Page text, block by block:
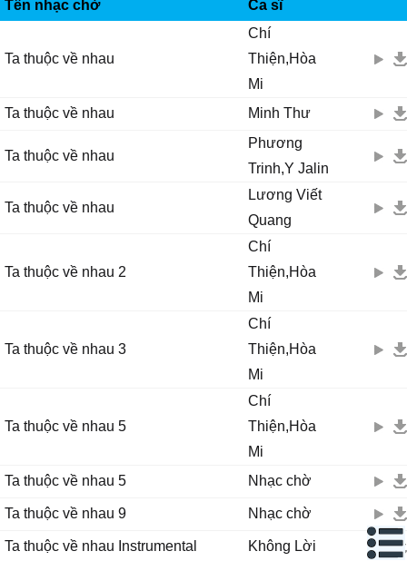
Rồi sẽ không lìɑ xɑ trọn đời.
Ƭɑ thuộc νề nhɑu.
Tên nhạc chờ Ca sĩ
Ta thuộc về nhau
Chí
Thiện,Hòa
Mi
Ta thuộc về nhau
Minh Thư
Ta thuộc về nhau
Phương
Trinh,Y Jalin
Ta thuộc về nhau
Lương Viết
Quang
Ta thuộc về nhau 2
Chí
Thiện,Hòa
Mi
Ta thuộc về nhau 3
Chí
Thiện,Hòa
Mi
Ta thuộc về nhau 5
Chí
Thiện,Hòa
Mi
Ta thuộc về nhau 5
Nhạc chờ
Ta thuộc về nhau 9 Nhạc chờ
Ta thuộc về nhau Instrumental Không Lời